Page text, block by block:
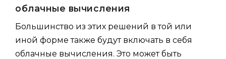
облачные вычисления
Большинство из этих решений в той или
иной форме также будут включать в себя
облачные вычисления. Это может быть